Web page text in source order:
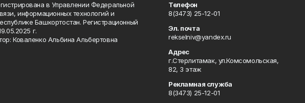
в Управлении Федеральной
информационных технологий и
Башкортостан. Регистрационный
г.
Коваленко Альбина Альбертовна
Телефон
8(3473) 25-12-01
Эл. почта
rekselniv@yandex.ru
Адрес
г.Стерлитамак, ул.Комсомольская,
82, 3 этаж
Рекламная служба
8(3473) 25-12-01